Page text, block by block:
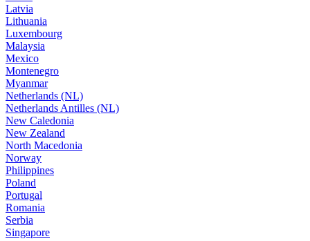
Latvia
Lithuania
Luxembourg
Malaysia
Mexico
Montenegro
Myanmar
Netherlands (NL)
Netherlands Antilles (NL)
New Caledonia
New Zealand
North Macedonia
Norway
Philippines
Poland
Portugal
Romania
Serbia
Singapore